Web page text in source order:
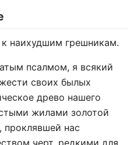
наихудшим грешникам.
псалмом, я всякий
своих былых
древо нашего
жилами золотой
проклявшей нас
черт, редкими для